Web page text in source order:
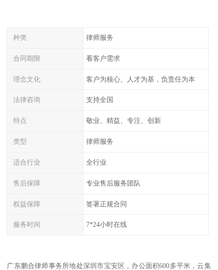
种类 律师服务
合同期限 看客户需求
理念文化 客户为核心、人才为基，负责任为本
法律咨询 支持全国
特点 敬业、精益、专注、创新
类型 律师服务
适合行业 全行业
售后保障 专业售后服务团队
权益保障 签署正规合同
服务时间 7*24小时在线
广东鹏合律师事务所地处深圳市宝安区，办公面积600多平米，云集